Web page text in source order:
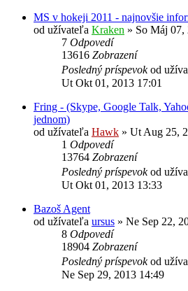
MS v hokeji 2011 - najnovšie
od užívateľa Kraken » So Máj 07,
7 Odpovedí
13616 Zobrazení
Posledný príspevokod
Ut Okt 01, 2013 17:01
Fring - (Skype, Google Talk,
jednom)
od užívateľa Hawk » Ut Aug 25,
1 Odpovedí
13764 Zobrazení
Posledný príspevokod
Ut Okt 01, 2013 13:33
Bazoš Agent
od užívateľa ursus » Ne Sep 22,
8 Odpovedí
18904 Zobrazení
Posledný príspevokod
Ne Sep 29, 2013 14:49